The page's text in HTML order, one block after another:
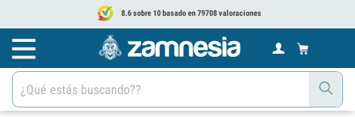
8.6 sobre 10 basado en 79708 valoraciones